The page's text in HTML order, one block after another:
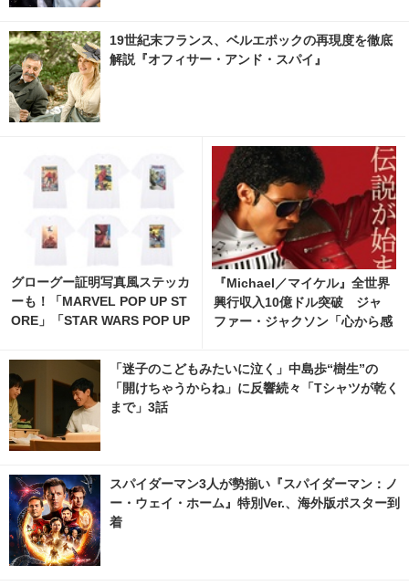
19世紀末フランス、ベルエポックの再現度を徹底
解説『オフィサー・アンド・スパイ』
グローグー証明写真風ステッカ
ーも！「MARVEL POP UP ST
ORE」「STAR WARS POP UP
伊勢丹で開催 6枚目の写真・画
像 | cinemacafe.net
『Michael／マイケル』全世界
興行収入10億ドル突破 ジャ
ファー・ジャクソン「心から感
「迷子のこどもみたいに泣く」中島歩“樹生”の
「開けちゃうからね」に反響続々「Tシャツが乾く
まで」3話
スパイダーマン3人が勢揃い『スパイダーマン：ノ
ー・ウェイ・ホーム』特別Ver.、海外版ポスター到
着